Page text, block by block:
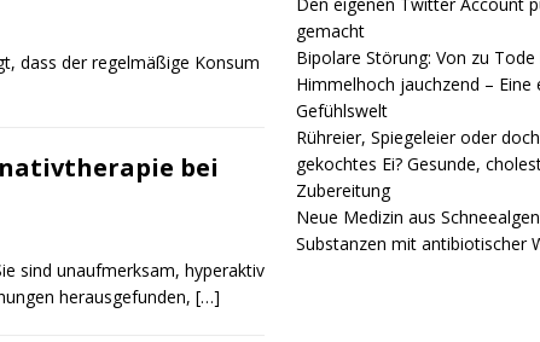
dass der regelmäßige Konsum
bei
sind unaufmerksam, hyperaktiv
herausgefunden, […]
gemacht
Bipolare Störung: Von zu
Himmelhoch jauchzend – Eine
Gefühlswelt
Rühreier, Spiegeleier oder
gekochtes Ei? Gesunde,
Zubereitung
Neue Medizin aus
Substanzen mit antibiotischer